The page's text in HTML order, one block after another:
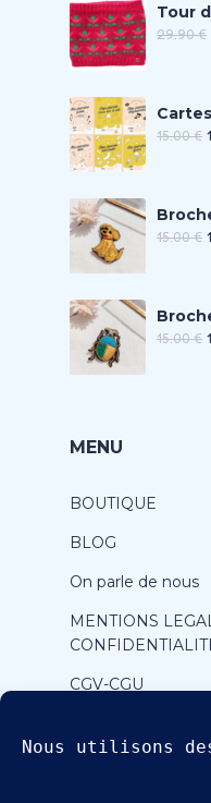
Tour
29.90€
15.00€
15.00€
15.00€
MENU
BOUTIQUE
BLOG
On parle de nous
MENTIONS
CGV-CGU